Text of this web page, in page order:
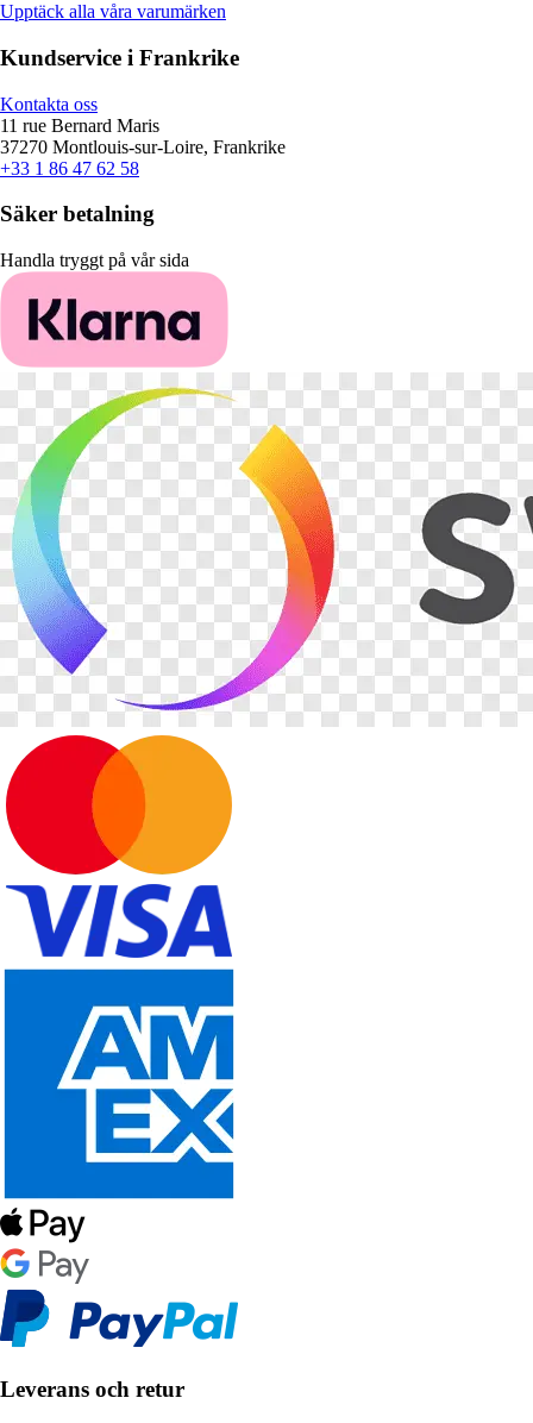
Upptäck alla våra varumärken
Kundservice i Frankrike
Kontakta oss
11 rue Bernard Maris
37270 Montlouis-sur-Loire, Frankrike
+33 1 86 47 62 58
Säker betalning
Handla tryggt på vår sida
Leverans och retur